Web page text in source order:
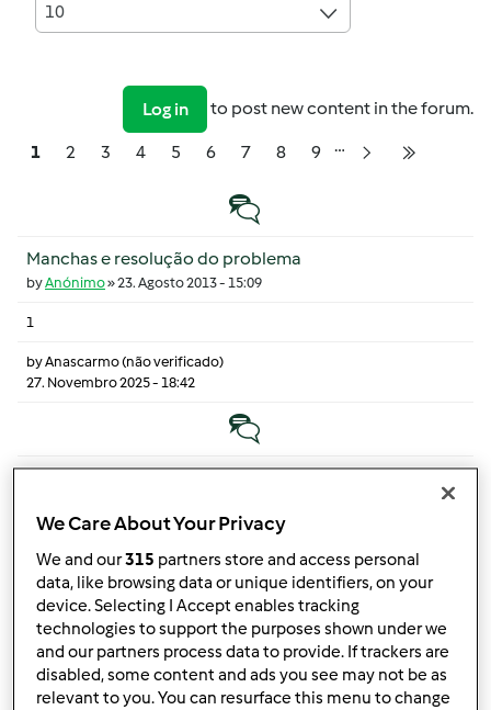
10
Log in to post new content in the forum.
Pagination
Página
1 Página
2 Página
3 Página
4 Página
5 Página
6 Página
7 Página
8 Página
9 … Próxima página
Tópico normal
Manchas e resolução do problema
byAnónimo»23. Agosto 2013 - 15:09
1
byAnascarmo (não verificado)
27. Novembro 2025 - 18:42
Tópico normal
bypetoceia (não verificado)
27. Novembro 2025 - 18:24
Tópico normal
congelação e validade
We Care About Your Privacy
We and our315 partners store and access personal
data, like browsing data or unique identifiers, on your
device. Selecting I Accept enables tracking
technologies to support the purposes shown under we
and our partners process data to provide. If trackers are
disabled, some content and ads you see may not be as
relevant to you. You can resurface this menu to change